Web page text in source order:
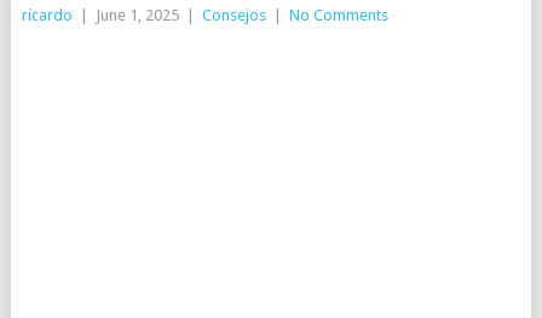
ricardo | June 1, 2025 | Consejos | No Comments